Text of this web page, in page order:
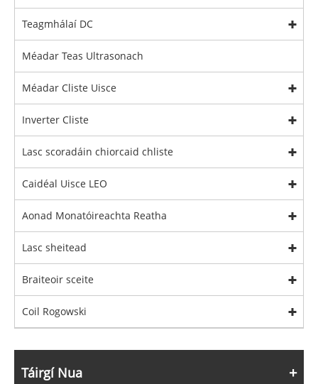
Teagmhálaí DC
Méadar Teas Ultrasonach
Méadar Cliste Uisce
Inverter Cliste
Lasc scoradáin chiorcaid chliste
Caidéal Uisce LEO
Aonad Monatóireachta Reatha
Lasc sheitead
Braiteoir sceite
Coil Rogowski
Táirgí Nua